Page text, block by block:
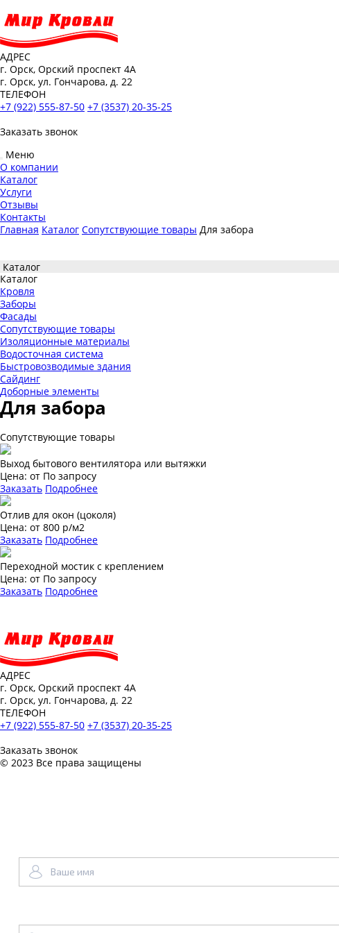
АДРЕС
г. Орск, Орский проспект 4А
г. Орск, ул. Гончарова, д. 22
ТЕЛЕФОН
+7 (922) 555-87-50 +7 (3537) 20-35-25
Заказать звонок
Меню
О компании
Каталог
Услуги
Отзывы
Контакты
Главная Каталог Сопутствующие товары Для забора
Каталог
Каталог
Кровля
Заборы
Фасады
Сопутствующие товары
Изоляционные материалы
Водосточная система
Быстровозводимые здания
Сайдинг
Доборные элементы
Для забора
Сопутствующие товары
Выход бытового вентилятора или вытяжки
Цена: от По запросу
Заказать Подробнее
Отлив для окон (цоколя)
Цена: от 800 р/м2
Заказать Подробнее
Переходной мостик с креплением
Цена: от По запросу
Заказать Подробнее
АДРЕС
г. Орск, Орский проспект 4А
г. Орск, ул. Гончарова, д. 22
ТЕЛЕФОН
+7 (922) 555-87-50 +7 (3537) 20-35-25
Заказать звонок
© 2023 Все права защищены